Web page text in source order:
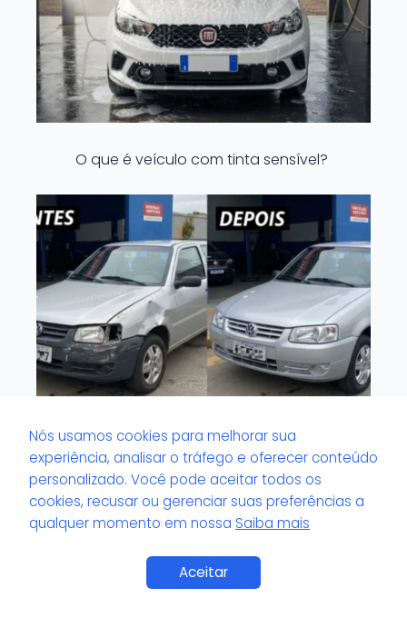
O que é veículo com tinta sensível?
O que é valor de pH no verniz?
Nós usamos cookies para melhorar sua
experiência, analisar o tráfego e oferecer conteúdo
personalizado. Você pode aceitar todos os
cookies, recusar ou gerenciar suas preferências a
qualquer momento em nossa Saiba mais
Aceitar